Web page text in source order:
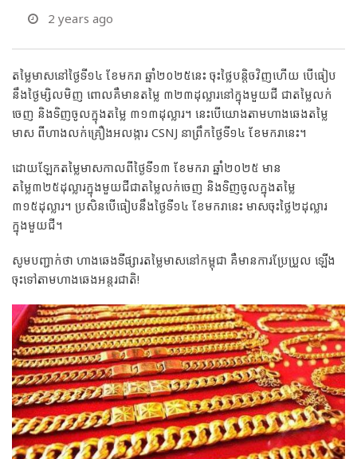
2 years ago
តម្លៃមាសនៅថ្ងៃទី១៤ ខែមករា ឆ្នាំ២០២៥នេះ ចុះថ្លៃបន្ដិចវិញហើយ បើធៀប
នឹងថ្ងៃម្សិលមិញ ពោលគឺមានតម្លៃ ៣២៣ដុល្លារនៅក្នុងមួយជី ជាតម្លៃលក់
ចេញ និងទិញចូលក្នុងតម្លៃ ៣១៣ដុល្លារ។ នេះបើយោងតាមហាងឆេងតម្លៃ
មាស ពីហាងលក់គ្រឿងអលង្ការ CSNJ នាព្រឹកថ្ងៃទី១៤ ខែមករានេះ។
ដោយឡែកតម្លៃមាសកាលពីថ្ងៃទី១៣ ខែមករា ឆ្នាំ២០២៥ មាន
តម្លៃ៣២៥ដុល្លារក្នុងមួយជីជាតម្លៃលក់ចេញ និងទិញចូលក្នុងតម្លៃ
៣១៥ដុល្លារ។ ប្រសិនបើធៀបនឹងថ្ងៃទី១៤ ខែមករានេះ មាសចុះថ្លៃ២ដុល្លារ
ក្នុងមួយជី។
សូមបញ្ជាក់ថា ហាងឆេងទីផ្សារតម្លៃមាសនៅកម្ពុជា គឺមានការប្រែប្រួល ឡើង
ចុះទៅតាមហាងឆេងអន្តរជាតិ!